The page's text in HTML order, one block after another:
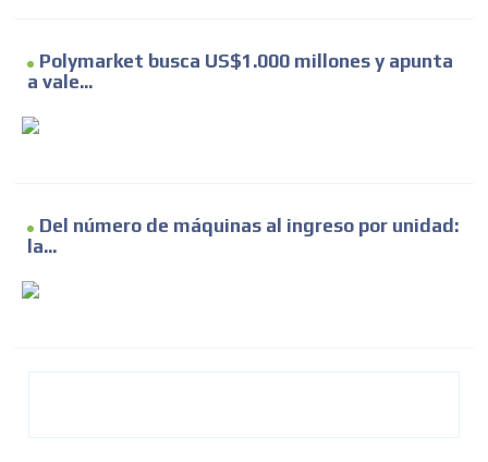
Polymarket busca US$1.000 millones y apunta
a vale...
Del número de máquinas al ingreso por unidad:
la...